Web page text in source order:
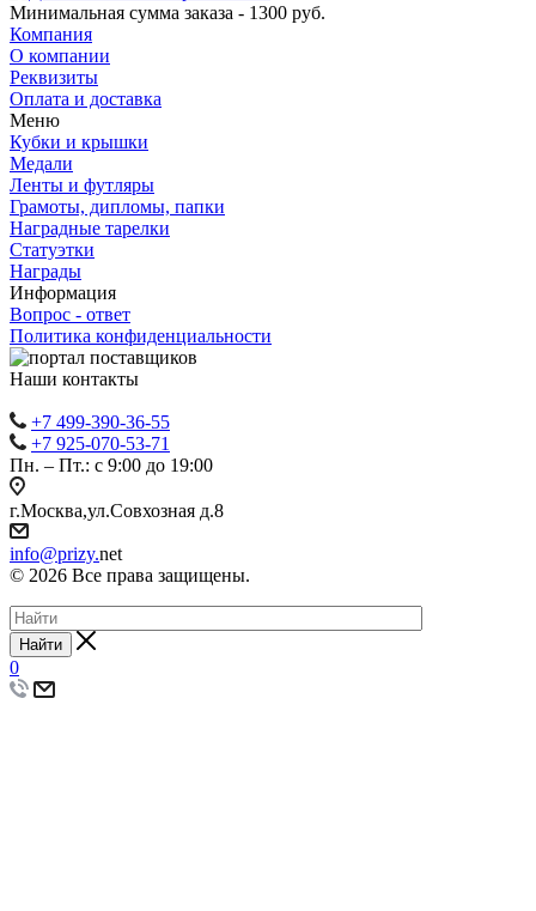
Минимальная сумма заказа - 1300 руб.
Компания
О компании
Реквизиты
Оплата и доставка
Меню
Кубки и крышки
Медали
Ленты и футляры
Грамоты, дипломы, папки
Наградные тарелки
Статуэтки
Награды
Информация
Вопрос - ответ
Политика конфиденциальности
Наши контакты
+7 499-390-36-55
+7 925-070-53-71
Пн. – Пт.: с 9:00 до 19:00
г.Москва,ул.Совхозная д.8
info@prizy.net
© 2026 Все права защищены.
Найти
0